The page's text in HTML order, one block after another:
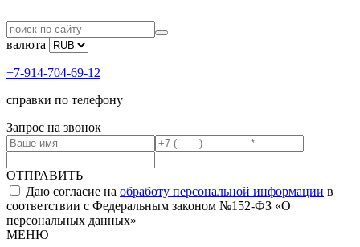
валюта
+7-914-704-69-12
справки по телефону
Запрос на звонок
ОТПРАВИТЬ
Даю согласие на обработу персональной информации в
соответствии с Федеральным законом №152-ФЗ «О
персональных данных»
МЕНЮ